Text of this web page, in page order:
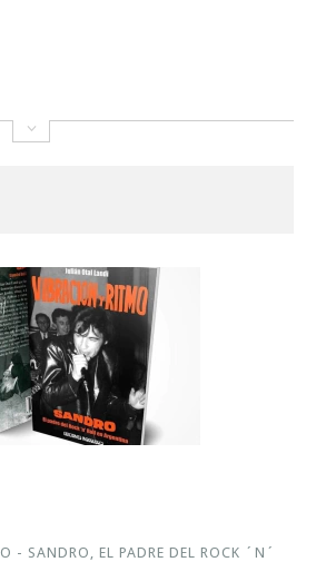
- SANDRO, EL PADRE DEL ROCK ´N´